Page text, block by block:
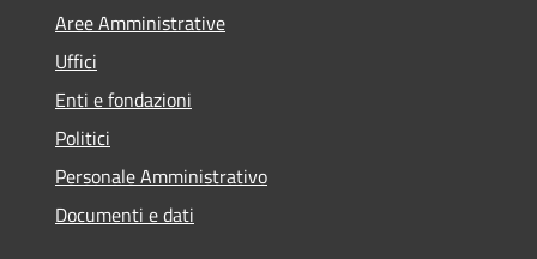
Aree Amministrative
Uffici
Enti e fondazioni
Politici
Personale Amministrativo
Documenti e dati